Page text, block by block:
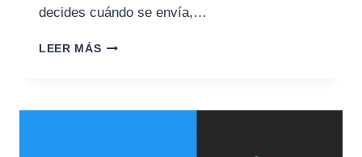
decides cuándo se envía,…
LEER MÁSCÓMO
EN